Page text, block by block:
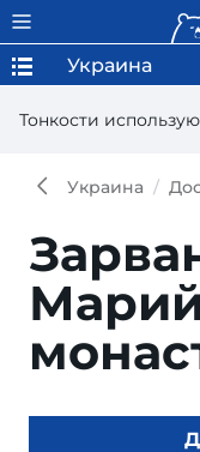
Тонкости
Украина
Украина